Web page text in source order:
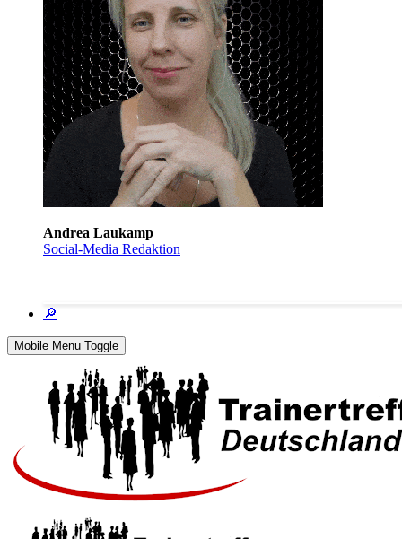
Andrea Laukamp
Social-Media Redaktion
🔎
Mobile Menu Toggle